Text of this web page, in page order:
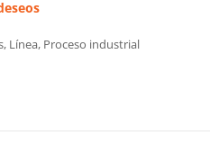
, Línea, Proceso industrial